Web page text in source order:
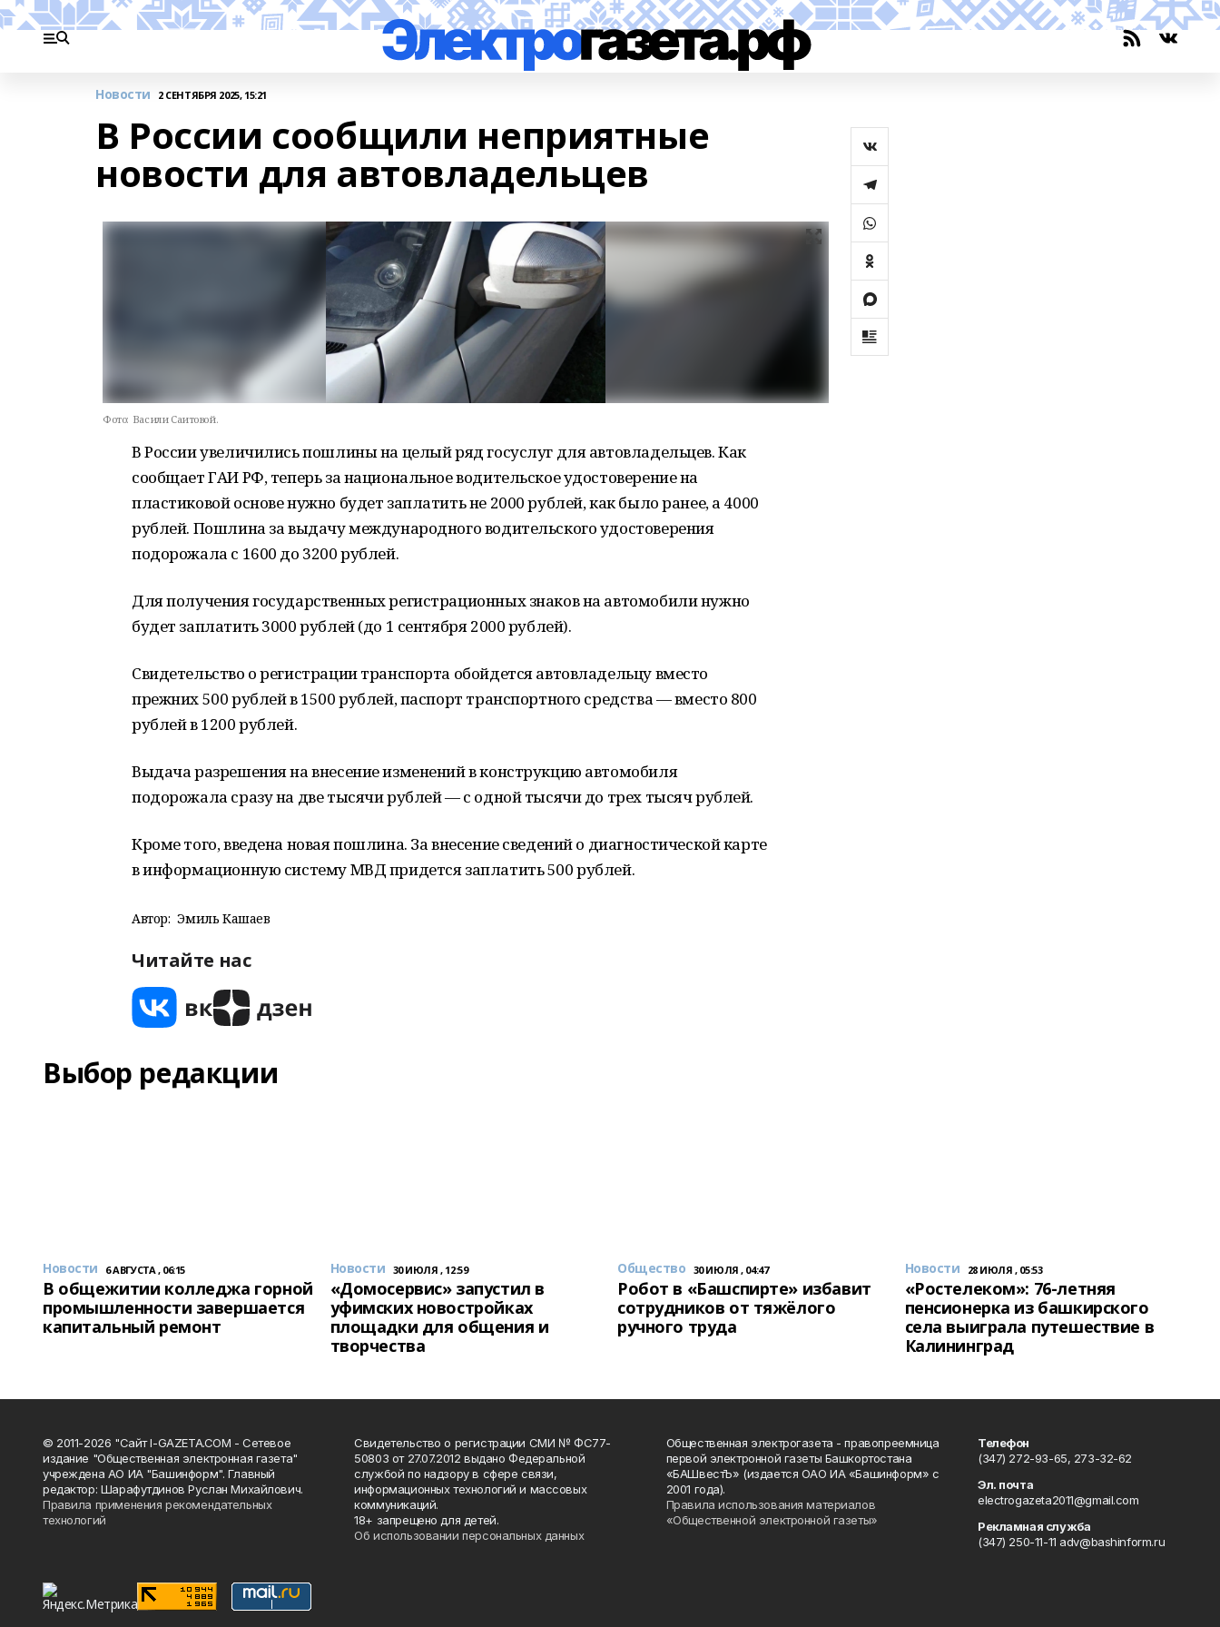
Новости 2 СЕНТЯБРЯ 2025, 15:21
В России сообщили неприятные
новости для автовладельцев
Фото: Васили Саитовой.
В России увеличились пошлины на целый ряд госуслуг для автовладельцев. Как
сообщает ГАИ РФ, теперь за национальное водительское удостоверение на
пластиковой основе нужно будет заплатить не 2000 рублей, как было ранее, а 4000
рублей. Пошлина за выдачу международного водительского удостоверения
подорожала с 1600 до 3200 рублей.
Для получения государственных регистрационных знаков на автомобили нужно
будет заплатить 3000 рублей (до 1 сентября 2000 рублей).
Свидетельство о регистрации транспорта обойдется автовладельцу вместо
прежних 500 рублей в 1500 рублей, паспорт транспортного средства — вместо 800
рублей в 1200 рублей.
Выдача разрешения на внесение изменений в конструкцию автомобиля
подорожала сразу на две тысячи рублей — с одной тысячи до трех тысяч рублей.
Кроме того, введена новая пошлина. За внесение сведений о диагностической карте
в информационную систему МВД придется заплатить 500 рублей.
Автор: Эмиль Кашаев
Читайте нас
Выбор редакции
Новости 6 АВГУСТА , 06:15
В общежитии колледжа горной
промышленности завершается
капитальный ремонт
Новости 30 ИЮЛЯ , 12:59
«Домосервис» запустил в
уфимских новостройках
площадки для общения и
творчества
Общество 30 ИЮЛЯ , 04:47
Робот в «Башспирте» избавит
сотрудников от тяжёлого
ручного труда
Новости 28 ИЮЛЯ , 05:53
«Ростелеком»: 76-летняя
пенсионерка из башкирского
села выиграла путешествие в
Калининград
© 2011-2026 "Сайт I-GAZETA.COM - Сетевое
издание "Общественная электронная газета"
учреждена АО ИА "Башинформ". Главный
редактор: Шарафутдинов Руслан Михайлович.
Правила применения рекомендательных
технологий
Свидетельство о регистрации СМИ № ФС77-
50803 от 27.07.2012 выдано Федеральной
службой по надзору в сфере связи,
информационных технологий и массовых
коммуникаций.
18+ запрещено для детей.
Об использовании персональных данных
Общественная электрогазета - правопреемница
первой электронной газеты Башкортостана
«БАШвестЪ» (издается ОАО ИА «Башинформ» с
2001 года).
Правила использования материалов
«Общественной электронной газеты»
Телефон
(347) 272-93-65, 273-32-62
Эл. почта
electrogazeta2011@gmail.com
Рекламная служба
(347) 250-11-11 adv@bashinform.ru